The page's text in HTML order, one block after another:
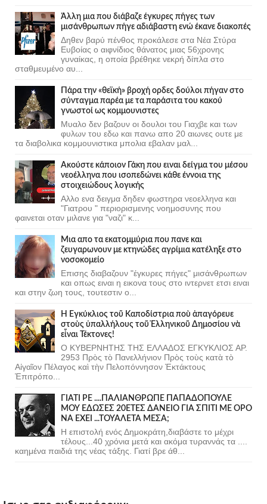
Άλλη μια που διάβαζε έγκυρες πήγες των
μισάνθρωπων πήγε αδιάβαστη ενώ έκανε διακοπές
Δηθεν βαρύ πένθος προκάλεσε στα Νέα Στύρα
Ευβοίας ο αιφνίδιος θάνατος μιας 56χρονης
γυναίκας, η οποία βρέθηκε νεκρή δίπλα στο
σταθμευμένο αυ...
Πάρα την «θεϊκή» βροχή ορδες δούλοι πήγαν στο
σύνταγμα παρέα με τα παράσιτα του κακού
γνωστοί ως κομμουνιστες
Μυαλο δεν βαζουν οι δουλοι του Γιαχβε και των
φυλων του εδω και πανω απο 20 αιωνες ουτε με
τα διαβολικα κομμουνιστικα μπολια εβαλαν μαλ...
Ακούστε κάποιον Γάκη που ειναι δείγμα του μέσου
νεοέλληνα που ισοπεδώνει κάθε έννοια της
στοιχειώδους λογικής
Αλλο ενα δειγμα δηδεν φωστηρα νεοελληνα και
"Γιατρου " περιορισμενης νοημοσυνης που
φαινεται οταν μιλανε για "ναζι" κ...
Μια απο τα εκατομμύρια που πανε και
ζευγαρωνουν με κτηνώδες αγρίμια κατέληξε στο
νοσοκομείο
Επισης διαβαζουν "έγκυρες πήγες" μισάνθρωπων
και οπως ειναι η εικονα τους στο ιντερνετ ετσι ειναι
και στην ζωη τους, τουτεστιν ο...
Ἡ Ἐγκύκλιος τοῦ Καποδίστρια ποὺ ἀπαγόρευε
στοὺς ὑπαλλήλους τοῦ Ἑλληνικοῦ Δημοσίου νὰ
εἶναι Τέκτονες!
Ο ΚΥΒΕΡΝΗΤΗΣ ΤΗΣ ΕΛΛΑΔΟΣ ΕΓΚΥΚΛΙΟΣ ΑΡ.
2953 Πρὸς τὸ Πανελλήνιον Πρὸς τοὺς κατὰ τὸ
Αἰγαῖον Πέλαγος καὶ τὴν Πελοπόννησον Ἐκτάκτους
Ἐπιτρόπο...
ΓΙΑΤΙ ΡΕ ....ΠΑΛΙΑΝΘΡΩΠΕ ΠΑΠΑΔΟΠΟΥΛΕ
ΜΟΥ ΕΔΩΣΕΣ 20ΕΤΕΣ ΔΑΝΕΙΟ ΓΙΑ ΣΠΙΤΙ ΜΕ ΟΡΟ
ΝΑ ΕΧΕΙ ...ΤΟΥΑΛΕΤΑ ΜΕΣΑ;
Η επιστολή ενός Δημοκράτη,διαβάστε το μέχρι
τέλους...40 χρόνια μετά και ακόμα τυραννάς τα ....
καημένα παιδιά της νέας τάξης. Γιατί βρε άθ...